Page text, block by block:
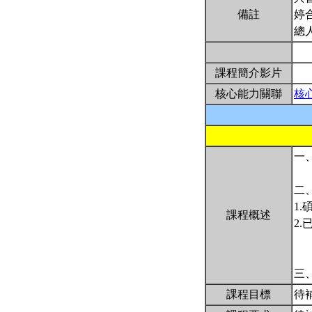
備註
婷
總
課程簡介影片
核心能力關聯
核
課程概述
一
二
1.
2.
三
課程目標
待